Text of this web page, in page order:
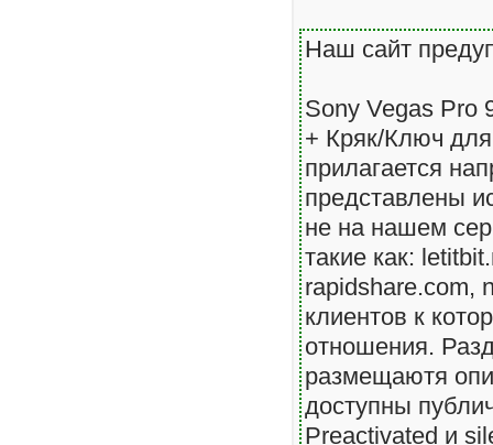
Наш сайт
Sony Vegas Pro
+ Кряк/Ключ
прилагается
представлены
не на нашем
такие как:
rapidshare.com,
клиентов к
отношения.
размещаютя
доступны
Preactivated и